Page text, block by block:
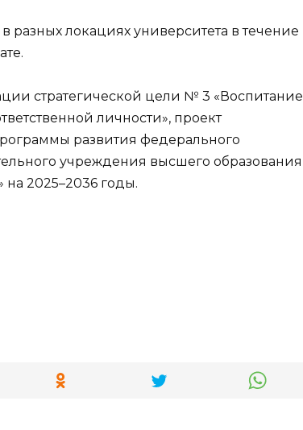
разных локациях университета в течение
стратегической цели № 3 «Воспитание
личности», проект
развития федерального
учреждения высшего образования
на 2025–2036 годы.